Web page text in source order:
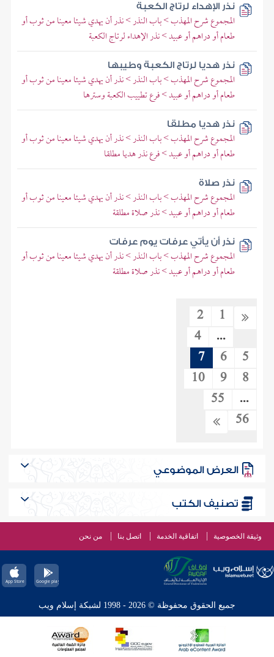
نذر الإهداء لرتاج الكعبة
المجموع شرح المهذب > باب النذر > نذر أن يهدي شيئا معينا من ثوب أو
طعام أو دراهم أو عبيد > نذر الإهداء لرتاج الكعبة
نذر هديا لرتاج الكعبة وطيبها
المجموع شرح المهذب > باب النذر > نذر أن يهدي شيئا معينا من ثوب أو
طعام أو دراهم أو عبيد > فرع تطييب الكعبة وسترها
نذر هديا مطلقا
المجموع شرح المهذب > باب النذر > نذر أن يهدي شيئا معينا من ثوب أو
طعام أو دراهم أو عبيد > فرع نذر هديا مطلقا
نذر صلاة
المجموع شرح المهذب > باب النذر > نذر أن يهدي شيئا معينا من ثوب أو
طعام أو دراهم أو عبيد > نذر صلاة مطلقة
نذر أن يأتي عرفات يوم عرفات
المجموع شرح المهذب > باب النذر > نذر أن يهدي شيئا معينا من ثوب أو
طعام أو دراهم أو عبيد > نذر صلاة مطلقة
1
2
...
4
5
6
7
8
9
10
...
55
56
العرض الموضوعي
تصنيف الكتب
وثيقة الخصوصية اتفاقية الخدمة اتصل بنا من نحن
جميع الحقوق محفوظة © 2026 - 1998 لشبكة إسلام ويب